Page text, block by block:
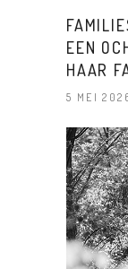
EEN
HAAR
5 MEI